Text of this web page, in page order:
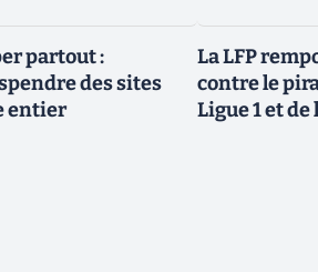
partout :
des sites
entier
La LFP
contre le
Ligue 1 et de